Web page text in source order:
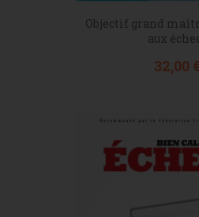
Objectif grand
aux
Prix
32,00 €